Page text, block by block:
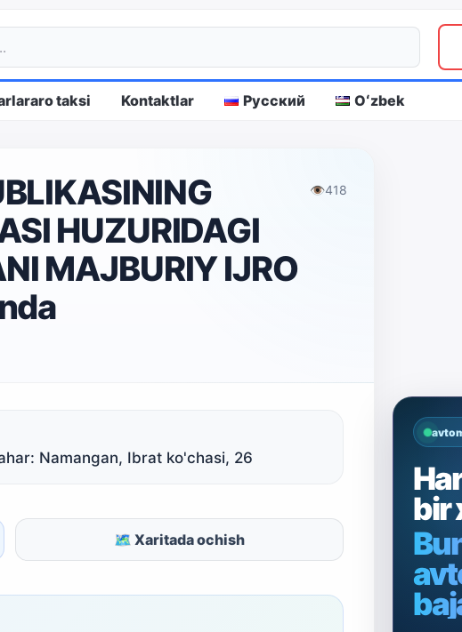
taksi Kontaktlar Русский Oʻzbek
HUZURIDAGI
MAJBURIY IJRO
👁418
Namangan, Ibrat ko'chasi, 26
🗺 Xaritada ochish
bir